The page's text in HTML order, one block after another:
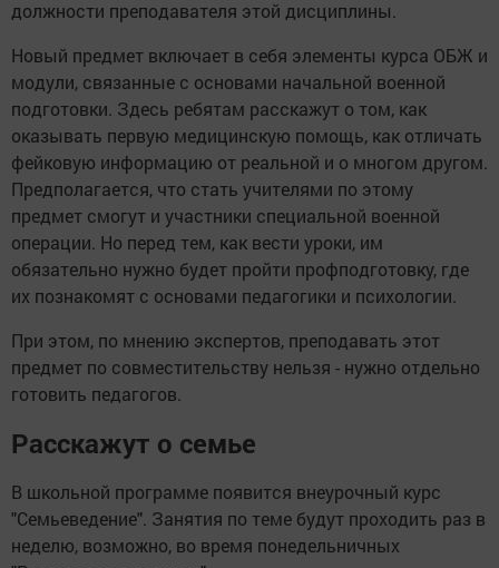
должности преподавателя этой дисциплины.
Новый предмет включает в себя элементы курса ОБЖ и
модули, связанные с основами начальной военной
подготовки. Здесь ребятам расскажут о том, как
оказывать первую медицинскую помощь, как отличать
фейковую информацию от реальной и о многом другом.
Предполагается, что стать учителями по этому
предмет смогут и участники специальной военной
операции. Но перед тем, как вести уроки, им
обязательно нужно будет пройти профподготовку, где
их познакомят с основами педагогики и психологии.
При этом, по мнению экспертов, преподавать этот
предмет по совместительству нельзя - нужно отдельно
готовить педагогов.
Расскажут о семье
В школьной программе появится внеурочный курс
"Семьеведение". Занятия по теме будут проходить раз в
неделю, возможно, во время понедельничных